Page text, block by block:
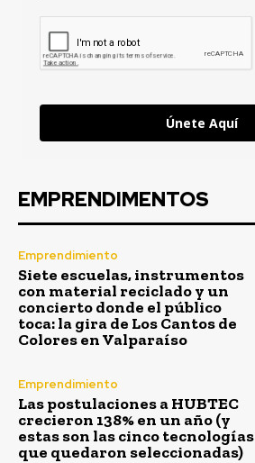
Únete Aquí
EMPRENDIMENTOS
Emprendimiento
Siete escuelas, instrumentos
con material reciclado y un
concierto donde el público
toca: la gira de Los Cantos de
Colores en Valparaíso
Emprendimiento
Las postulaciones a HUBTEC
crecieron 138% en un año (y
estas son las cinco tecnologías
que quedaron seleccionadas)